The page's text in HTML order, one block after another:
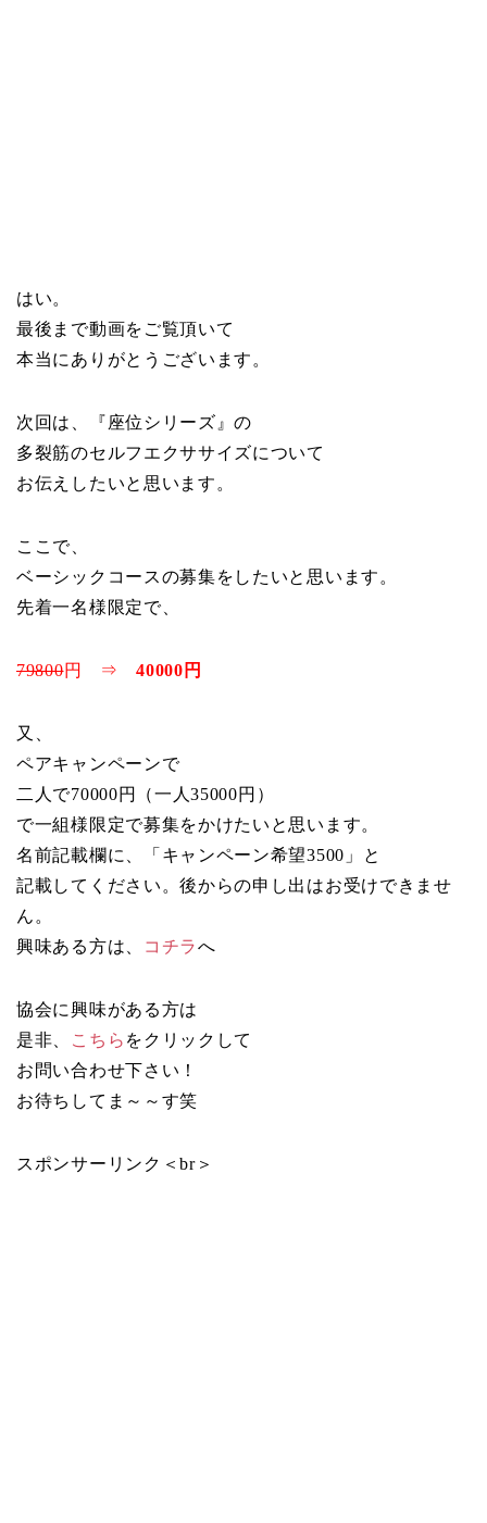
はい。
最後まで動画をご覧頂いて
本当にありがとうございます。
次回は、『座位シリーズ』の
多裂筋のセルフエクササイズについて
お伝えしたいと思います。
ここで、
ベーシックコースの募集をしたいと思います。
先着一名様限定で、
79800円 ⇒40000円
又、
ペアキャンペーンで
二人で70000円（一人35000円）
で一組様限定で募集をかけたいと思います。
名前記載欄に、「キャンペーン希望3500」と
記載してください。後からの申し出はお受けできませ
ん。
興味ある方は、
コチラへ
協会に興味がある方は
是非、
こちら をクリックして
お問い合わせ下さい！
お待ちしてま～～す笑
スポンサーリンク＜br＞